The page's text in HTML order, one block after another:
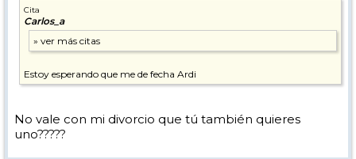
Cita
Carlos_a
Estoy esperando que me de fecha Ardi
No vale con mi divorcio que tú también quieres
uno?????